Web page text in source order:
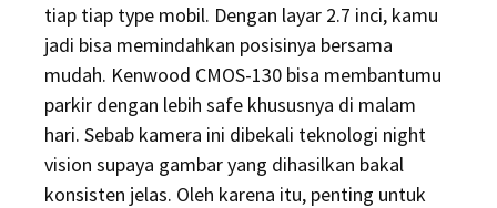
tiap tiap type mobil. Dengan layar 2.7 inci, kamu
jadi bisa memindahkan posisinya bersama
mudah. Kenwood CMOS-130 bisa membantumu
parkir dengan lebih safe khususnya di malam
hari. Sebab kamera ini dibekali teknologi night
vision supaya gambar yang dihasilkan bakal
konsisten jelas. Oleh karena itu, penting untuk